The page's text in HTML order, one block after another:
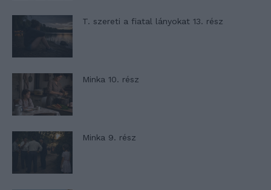
T. szereti a fiatal lányokat 13. rész
Minka 10. rész
Minka 9. rész